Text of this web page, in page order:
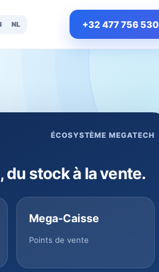
NL +32 477 756 530
ÉCOSYSTÈME MEGATECH
du stock à la vente.
Mega-Caisse
Points de vente